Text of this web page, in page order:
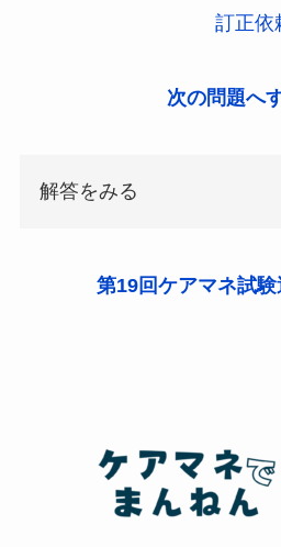
訂正依
次の問題へ
解答をみる
第19回ケアマネ試